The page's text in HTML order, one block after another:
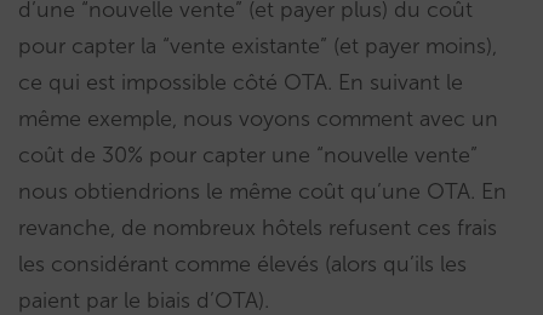
d’une “nouvelle vente” (et payer plus) du coût
pour capter la “vente existante” (et payer moins),
ce qui est impossible côté OTA. En suivant le
même exemple, nous voyons comment avec un
coût de 30% pour capter une “nouvelle vente”
nous obtiendrions le même coût qu’une OTA. En
revanche, de nombreux hôtels refusent ces frais
les considérant comme élevés (alors qu’ils les
paient par le biais d’OTA).